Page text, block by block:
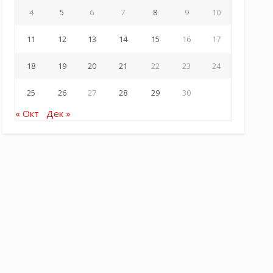
4 5 6 7 8 9 10
11 12 13 14 15 16 17
18 19 20 21 22 23 24
25 26 27 28 29 30
« Окт Дек »